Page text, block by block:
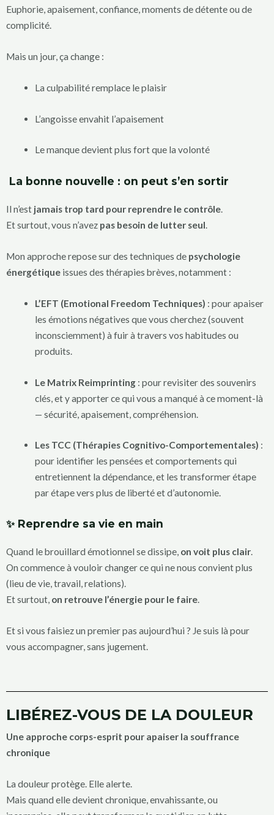
Euphorie, apaisement, confiance, moments de détente ou de
complicité.
Mais un jour, ça change :
La culpabilité remplace le plaisir
L’angoisse envahit l’apaisement
Le manque devient plus fort que la volonté
La bonne nouvelle : on peut s’en sortir
Il n’est jamais trop tard pour reprendre le contrôle.
Et surtout, vous n’avez pas besoin de lutter seul.
Mon approche repose sur des techniques de psychologie
énergétique issues des thérapies brèves, notamment :
L’EFT (Emotional Freedom Techniques) : pour apaiser
les émotions négatives que vous cherchez (souvent
inconsciemment) à fuir à travers vos habitudes ou
produits.
Le Matrix Reimprinting: pour revisiter des souvenirs
clés, et y apporter ce qui vous a manqué à ce moment-là
— sécurité, apaisement, compréhension.
Les TCC (Thérapies Cognitivo-Comportementales) :
pour identifier les pensées et comportements qui
entretiennent la dépendance, et les transformer étape
par étape vers plus de liberté et d’autonomie.
✨ Reprendre sa vie en main
Quand le brouillard émotionnel se dissipe, on voit plus clair.
On commence à vouloir changer ce qui ne nous convient plus
(lieu de vie, travail, relations).
Et surtout, on retrouve l’énergie pour le faire.
Et si vous faisiez un premier pas aujourd’hui ? Je suis là pour
vous accompagner, sans jugement.
LIBÉREZ-VOUS DE LA DOULEUR
Une approche corps-esprit pour apaiser la souffrance
chronique
La douleur protège. Elle alerte.
Mais quand elle devient chronique, envahissante, ou